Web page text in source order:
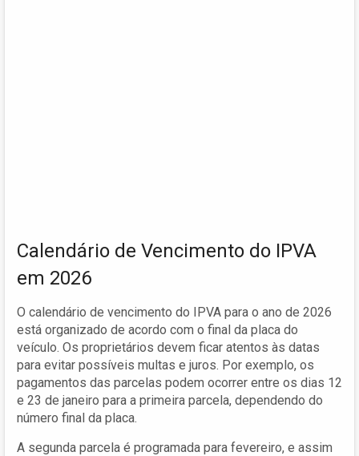
Calendário de Vencimento do IPVA
em 2026
O calendário de vencimento do IPVA para o ano de 2026
está organizado de acordo com o final da placa do
veículo. Os proprietários devem ficar atentos às datas
para evitar possíveis multas e juros. Por exemplo, os
pagamentos das parcelas podem ocorrer entre os dias 12
e 23 de janeiro para a primeira parcela, dependendo do
número final da placa.
A segunda parcela é programada para fevereiro, e assim